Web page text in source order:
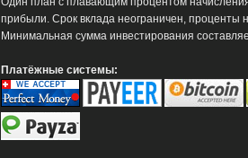
прибыли. Срок вклада неограничен, проценты
Минимальная сумма инвестирования
Платёжные системы: